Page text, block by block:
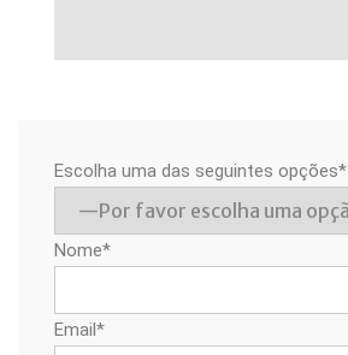
Escolha uma das seguintes opções*
Nome*
Email*